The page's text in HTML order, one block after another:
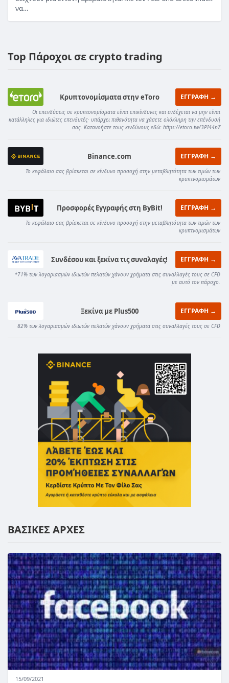
να…
Top Πάροχοι σε crypto trading
Κρυπτονομίσματα στην eToro ΕΓΓΡΑΦΗ →
Οι επενδύσεις σε κρυπτονομίσματα είναι επικίνδυνες και ενδέχεται να μην είναι
κατάλληλες για ιδιώτες επενδυτές· υπάρχει πιθανότητα να χάσετε ολόκληρη την επένδυσή
σας. Κατανοήστε τους κινδύνους εδώ: https://etoro.tw/3PI44nZ
Binance.com ΕΓΓΡΑΦΗ →
Το κεφάλαιο σας βρίσκεται σε κίνδυνο προσοχή στην μεταβλητότητα των τιμών των
κρυπτνομισμάτων
Προσφορές Εγγραφής στη ByBit! ΕΓΓΡΑΦΗ →
Το κεφάλαιο σας βρίσκεται σε κίνδυνο προσοχή στην μεταβλητότητα των τιμών των
κρυπτνομισμάτων
Συνδέσου και ξεκίνα τις συναλαγές! ΕΓΓΡΑΦΗ →
*71% των λογαριασμών ιδιωτών πελατών χάνουν χρήματα στις συναλλαγές τους σε CFD
με αυτό τον πάροχο.
Ξεκίνα με Plus500 ΕΓΓΡΑΦΗ →
82% των λογαριασμών ιδιωτών πελατών χάνουν χρήματα στις συναλλαγές τους σε CFD
ΒΑΣΙΚΕΣ ΑΡΧΕΣ
15/09/2021